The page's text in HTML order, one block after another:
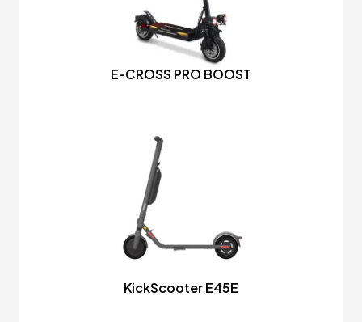
E-CROSS PRO BOOST
KickScooter E45E